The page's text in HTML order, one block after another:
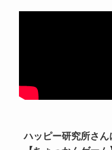
ハッピー研究所さ